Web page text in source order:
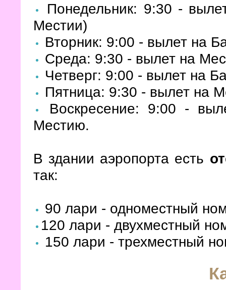
Понедельник: 9:30 -
Местии)
Вторник: 9:00 - вылет на
Среда: 9:30 - вылет на
Четверг: 9:00 - вылет на
Пятница: 9:30 - вылет на
Воскресение: 9:00 -
Местию.
В здании аэропорта есть
так:
90 лари - одноместный
120 лари - двухместный
150 лари - трехместный